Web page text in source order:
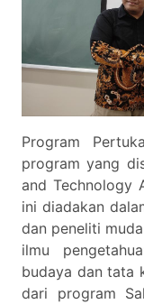
Program
program yang
and Technology
ini diadakan
dan peneliti
ilmu
budaya dan tata
dari program